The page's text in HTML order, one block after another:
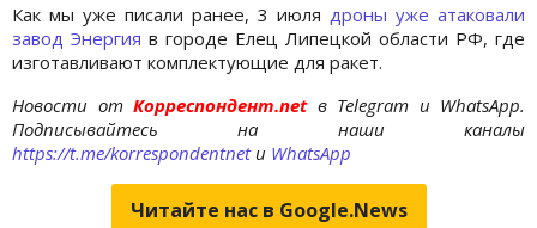
Как мы уже писали ранее, 3 июля дроны уже атаковали
завод Энергия в городе Елец Липецкой области РФ, где
изготавливают комплектующие для ракет.
Новости отКорреспондент.net в Telegram и WhatsApp.
Подписывайтесь на наши каналы
https://t.me/korrespondentnetи WhatsApp
Читайте нас в Google.News